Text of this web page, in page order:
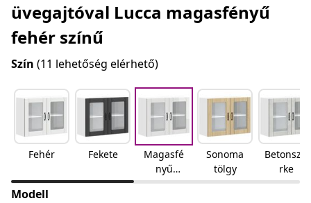
üvegajtóval Lucca magasfényű
fehér színű
Szín (11 lehetőség elérhető)
Fehér Fekete
Magasfé
nyű
fehér
Sonoma
tölgy
Betonszü
rke
Modell